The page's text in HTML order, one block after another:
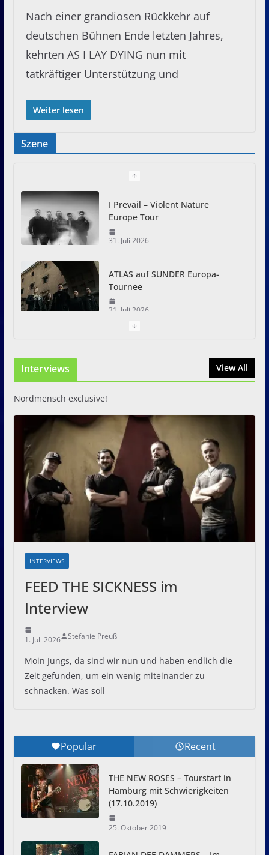
Nach einer grandiosen Rückkehr auf
deutschen Bühnen Ende letzten Jahres,
kehrten AS I LAY DYING nun mit
tatkräftiger Unterstützung und
Weiter lesen
Szene
I Prevail – Violent Nature
Europe Tour
31. Juli 2026
ATLAS auf SUNDER Europa-
Tournee
31. Juli 2026
Zwei Tage Rock und Metal in
Interviews View All
Nordmensch exclusive!
INTERVIEWS
FEED THE SICKNESS im
Interview
1. Juli 2026 Stefanie Preuß
Moin Jungs, da sind wir nun und haben endlich die
Zeit gefunden, um ein wenig miteinander zu
schnacken. Was soll
Popular Recent
THE NEW ROSES – Tourstart in
Hamburg mit Schwierigkeiten
(17.10.2019)
25. Oktober 2019